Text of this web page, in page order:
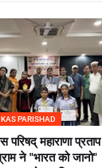
PARISHAD
परिषद् महाराणा प्रताप
ने "भारत को जानो"